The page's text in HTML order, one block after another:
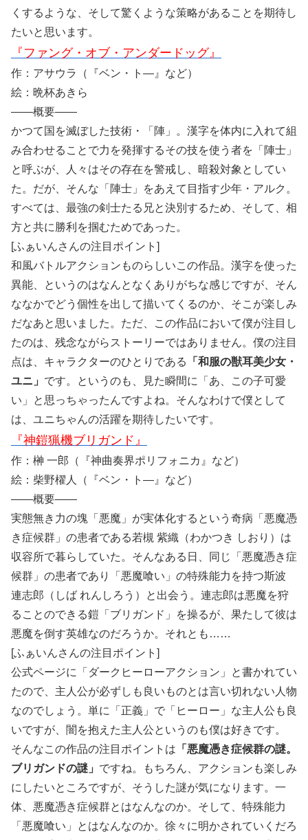
くするような、そして驚くような策略があることを期待し
たいと思います。
『ファング・オブ・アンダードッグ』
作：アサウラ（『ベン・ト―』など）
絵：晩杯あきら
――概要――
かつて国を滅ぼした技術・「陣」。漢字を体内に入れて組
み合わせることで力を発揮するその技を使う者を「陣士」
と呼ぶが、人々はその存在を警戒し、暗殺対象としてい
た。だが、そんな「陣士」をあえて目指す少年・アルク。
すべては、最強の剣士たる兄と決別するため、そして、相
方と共に勝利を掴むためであった。
[ふぁいんさんの注目ポイント]
和風バトルアクションものらしいこの作品。漢字を使った
異能、というのはなんとなくありがちな感じですが、そん
ななかでどう個性を出して描いてくるのか、そこが楽しみ
だなあと思いました。ただ、この作品において僕が注目し
たのは、残念ながらストーリーではありません。僕の注目
点は、キャラクターのひとりである
「和服の獣耳美少女・
ユニ」 です。というのも、見た瞬間に「あ、この子可愛
い」と思っちゃったんですよね。そんなわけで僕として
は、ユニちゃんの活躍を期待したいです。
『神鎧猟機ブリガンド』
作：榊 一郎（『神曲奏界ポリフォニカ』など）
絵：柴野櫂人（『ベン・ト―』など）
――概要――
実態無き力の塊「悪魔」が実体化するという奇病「悪魔憑
き症候群」の患者である若槻 紫織（わかつき しおり）は
収容所で暮らしていた。そんなある日、同じ「悪魔憑き症
候群」の患者であり「悪魔喰い」の特殊能力を持つ斯波
連志郎（しば れんしろう）と出会う。連志郎は悪魔を狩
ることのできる鎧「ブリガンド」を操るが、果たして彼は
悪魔を倒す英雄なのだろうか。それとも……
[ふぁいんさんの注目ポイント]
公式ページに「ダークヒーローアクション」と書かれてい
たので、主人公が必ずしも良いものとは言い切れない人物
なのでしょう。単に「正義」で「ヒーロー」な主人公も良
いですが、闇を抱えた主人公というのも僕は好きです。
そんなこの作品の注目ポイントは 「悪魔憑き症候群の謎。
ブリガンドの謎」 ですね。もちろん、アクションも楽しみ
にしたいところですが、そうした謎が気になります。一
体、悪魔憑き症候群とはなんなのか。そして、特殊能力
「悪魔喰い」とはなんなのか。徐々に明かされていくだろ